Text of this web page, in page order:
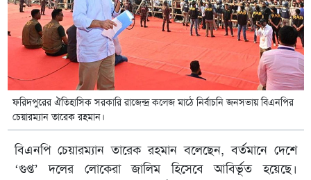
ফরিদপুরের ঐতিহাসিক সরকারি রাজেন্দ্র কলেজ মাঠে নির্বাচনি জনসভায় বিএনপির
চেয়ারম্যান তারেক রহমান।
বিএনপি চেয়ারম্যান তারেক রহমান বলেছেন, বর্তমানে দেশে
‘গুপ্ত’ দলের লোকেরা জালিম হিসেবে আবির্ভূত হয়েছে।